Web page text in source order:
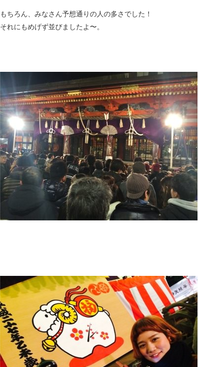
もちろん、みなさん予想通りの人の多さでした！
それにもめげず並びましたよ〜。